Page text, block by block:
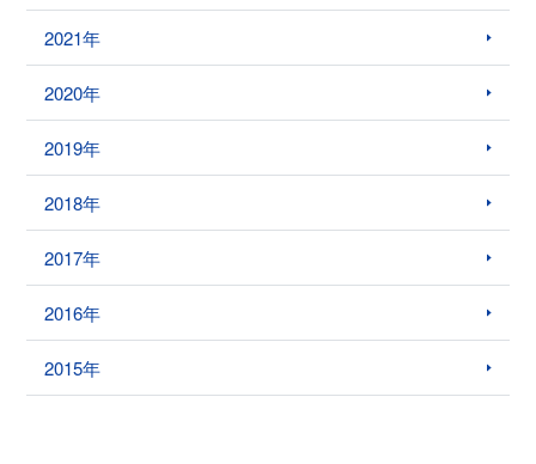
2021年
2020年
2019年
2018年
2017年
2016年
2015年